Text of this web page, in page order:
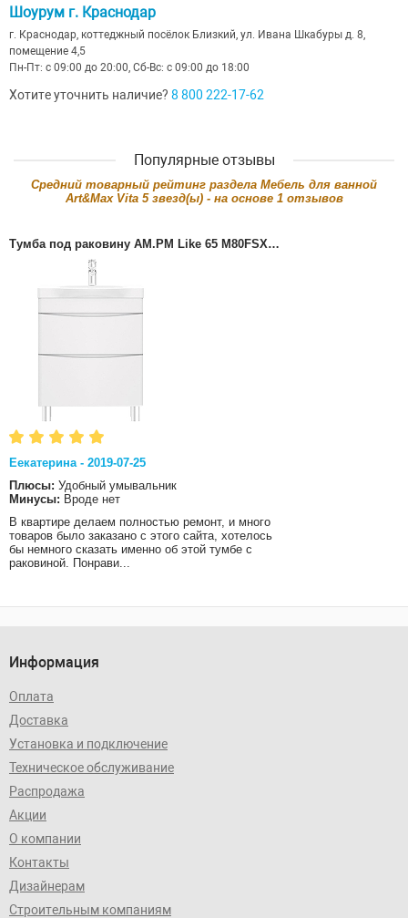
Шоурум г. Краснодар
г. Краснодар, коттеджный посёлок Близкий, ул. Ивана Шкабуры д. 8,
помещение 4,5
Пн-Пт: с 09:00 до 20:00, Сб-Вс: с 09:00 до 18:00
Хотите уточнить наличие? 8 800 222-17-62
Популярные отзывы
Cредний товарный рейтинг раздела Мебель для ванной
Art&Max Vita 5звезд(ы) - на основе 1отзывов
Тумба под раковину AM.PM Like 65 M80FSX06...
Eекатерина - 2019-07-25
Плюсы: Удобный умывальник
Минусы: Вроде нет
В квартире делаем полностью ремонт, и много
товаров было заказано с этого сайта, хотелось
бы немного сказать именно об этой тумбе с
раковиной. Понрави...
Информация
Оплата
Доставка
Установка и подключение
Техническое обслуживание
Распродажа
Акции
О компании
Контакты
Дизайнерам
Строительным компаниям